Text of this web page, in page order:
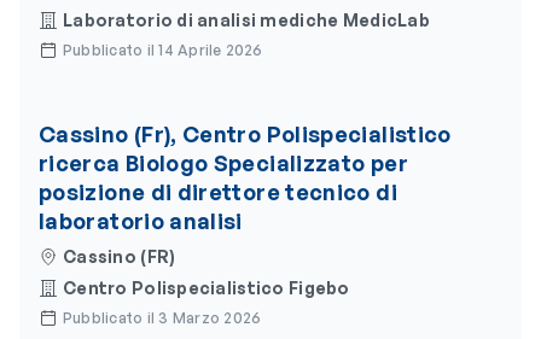
Laboratorio di analisi mediche MedicLab
Pubblicato il 14 Aprile 2026
Cassino (Fr), Centro Polispecialistico
ricerca Biologo Specializzato per
posizione di direttore tecnico di
laboratorio analisi
Cassino (FR)
Centro Polispecialistico Figebo
Pubblicato il 3 Marzo 2026